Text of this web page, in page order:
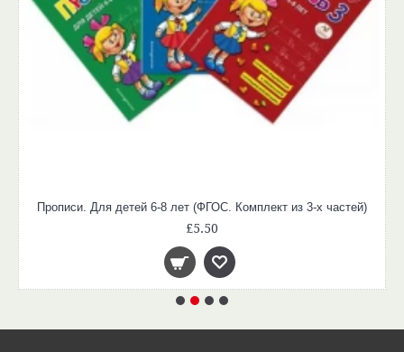
Прописи. Для детей 6-8 лет (ФГОС. Комплект из 3-х частей)
£5.50